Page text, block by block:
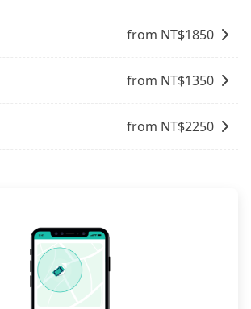
from NT$1850
from NT$1350
from NT$2250